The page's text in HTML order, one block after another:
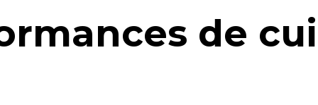
de